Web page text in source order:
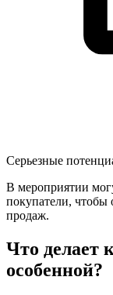
Серьезные
В мероприятии
покупатели, чтобы
продаж.
Что делает
особенной?